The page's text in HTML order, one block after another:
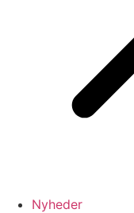
Nyheder